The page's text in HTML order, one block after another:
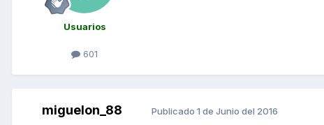
Usuarios
601
miguelon_88 Publicado 1 de Junio del 2016